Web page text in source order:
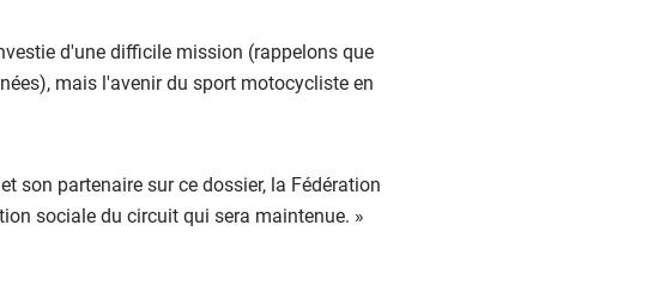
d'une difficile mission (rappelons que
mais l'avenir du sport motocycliste en
son partenaire sur ce dossier, la Fédération
sociale du circuit qui sera maintenue. »